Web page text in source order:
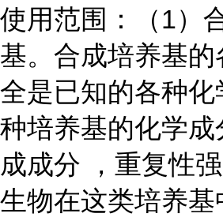
使用范围：
（1）
基。合成培养基
全是已知的各种
种培养基的化学成
成成分 ，重复性
生物在这类培养基